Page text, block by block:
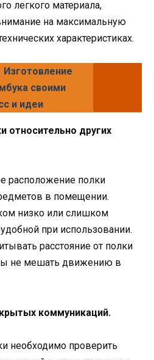
легкого материала,
на максимальную
характеристиках.
Изготовление
своими
и идеи
относительно других
расположение полки
в помещении.
низко или слишком
при использовании.
расстояние от полки
не мешать движению в
коммуникаций.
необходимо проверить